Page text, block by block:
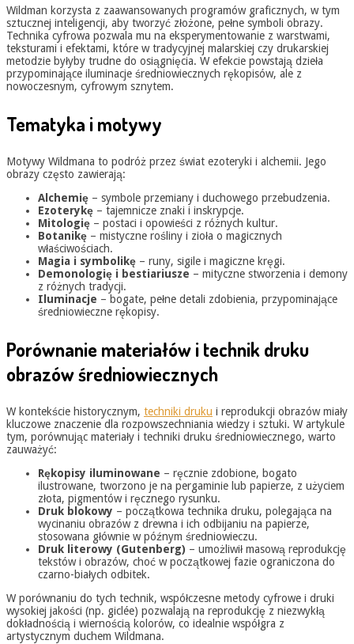
Wildman korzysta z zaawansowanych programów graficznych, w tym
sztucznej inteligencji, aby tworzyć złożone, pełne symboli obrazy.
Technika cyfrowa pozwala mu na eksperymentowanie z warstwami,
teksturami i efektami, które w tradycyjnej malarskiej czy drukarskiej
metodzie byłyby trudne do osiągnięcia. W efekcie powstają dzieła
przypominające iluminacje średniowiecznych rękopisów, ale z
nowoczesnym, cyfrowym sznytem.
Tematyka i motywy
Motywy Wildmana to podróż przez świat ezoteryki i alchemii. Jego
obrazy często zawierają:
Alchemię – symbole przemiany i duchowego przebudzenia.
Ezoterykę – tajemnicze znaki i inskrypcje.
Mitologię – postaci i opowieści z różnych kultur.
Botanikę – mistyczne rośliny i zioła o magicznych
właściwościach.
Magia i symbolikę – runy, sigile i magiczne kręgi.
Demonologię i bestiariusze – mityczne stworzenia i demony
z różnych tradycji.
Iluminacje – bogate, pełne detali zdobienia, przypominające
średniowieczne rękopisy.
Porównanie materiałów i technik druku
obrazów średniowiecznych
W kontekście historycznym, techniki druku i reprodukcji obrazów miały
kluczowe znaczenie dla rozpowszechniania wiedzy i sztuki. W artykule
tym, porównując materiały i techniki druku średniowiecznego, warto
zauważyć:
Rękopisy iluminowane – ręcznie zdobione, bogato
ilustrowane, tworzono je na pergaminie lub papierze, z użyciem
złota, pigmentów i ręcznego rysunku.
Druk blokowy – początkowa technika druku, polegająca na
wycinaniu obrazów z drewna i ich odbijaniu na papierze,
stosowana głównie w późnym średniowieczu.
Druk literowy (Gutenberg) – umożliwił masową reprodukcję
tekstów i obrazów, choć w początkowej fazie ograniczona do
czarno-białych odbitek.
W porównaniu do tych technik, współczesne metody cyfrowe i druki
wysokiej jakości (np. giclée) pozwalają na reprodukcję z niezwykłą
dokładnością i wiernością kolorów, co idealnie współgra z
artystycznym duchem Wildmana.